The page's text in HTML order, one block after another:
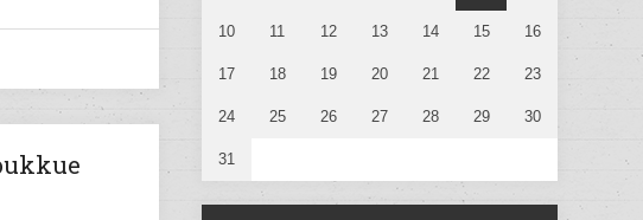
10 11 12 13 14 15 16
17 18 19 20 21 22 23
24 25 26 27 28 29 30
31